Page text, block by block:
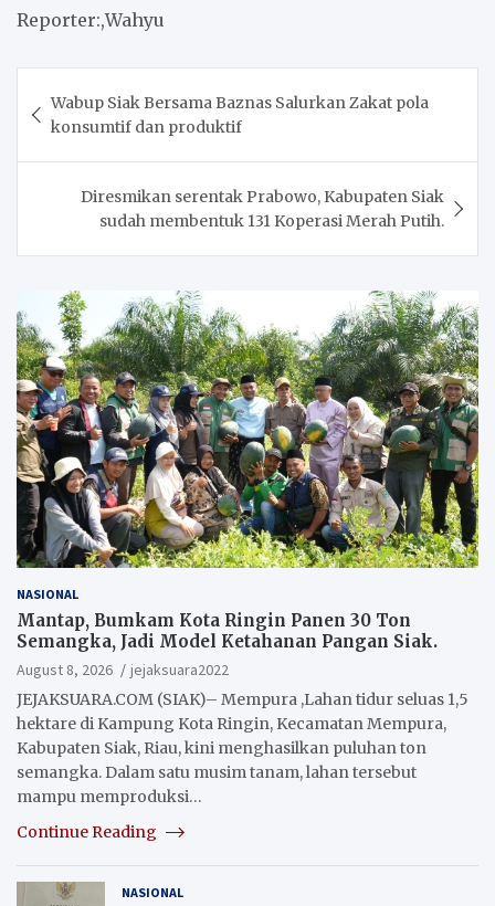
Reporter:,Wahyu
navigation
Wabup Siak Bersama Baznas Salurkan Zakat pola
konsumtif dan produktif
Diresmikan serentak Prabowo, Kabupaten Siak
sudah membentuk 131 Koperasi Merah Putih.
NASIONAL
Mantap, Bumkam Kota Ringin Panen 30 Ton
Semangka, Jadi Model Ketahanan Pangan Siak.
August 8, 2026
jejaksuara2022
JEJAKSUARA.COM (SIAK)– Mempura ,Lahan tidur seluas 1,5
hektare di Kampung Kota Ringin, Kecamatan Mempura,
Kabupaten Siak, Riau, kini menghasilkan puluhan ton
semangka. Dalam satu musim tanam, lahan tersebut
mampu memproduksi…
Continue Reading
NASIONAL